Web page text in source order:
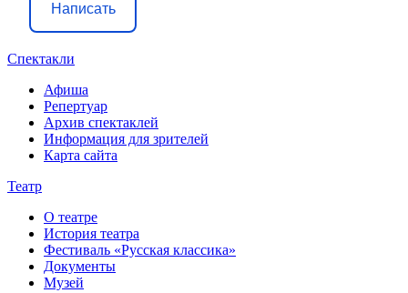
Написать
Спектакли
Афиша
Репертуар
Архив спектаклей
Информация для зрителей
Карта сайта
Театр
О театре
История театра
Фестиваль «Русская классика»
Документы
Музей